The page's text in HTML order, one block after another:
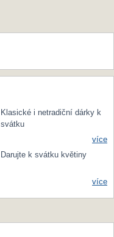
Klasické i netradiční dárky k
svátku
více
Darujte k svátku květiny
více